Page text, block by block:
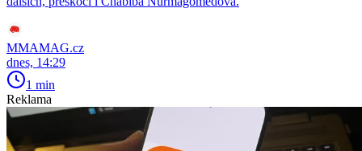
MMAMAG.cz
dnes, 14:29
1 min
Reklama